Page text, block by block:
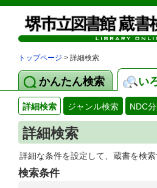
トップページ > 詳細検索
かんたん検索 い
詳細検索 ジャンル検索 NDC
詳細検索
詳細な条件を設定して、蔵書を検索
検索条件